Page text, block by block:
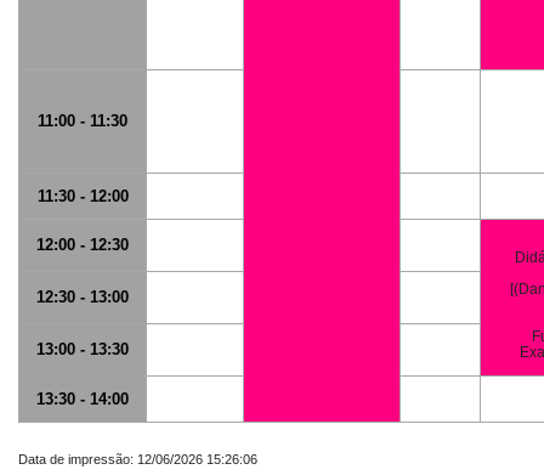
11:00 - 11:30
11:30 - 12:00
12:00 - 12:30
12:30 - 13:00
13:00 - 13:30
13:30 - 14:00
Data de impressão: 12/06/2026 15:26:06